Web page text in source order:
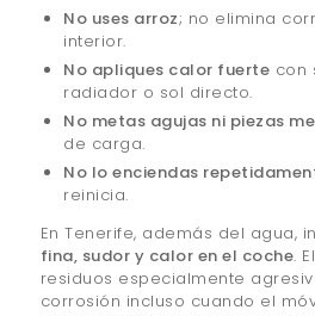
No uses arroz; no elimina
interior.
No apliques calor fuerte con
radiador o sol directo.
No metas agujas ni piezas
de carga.
No lo enciendas
reinicia.
En Tenerife, además del agua,
fina, sudor y calor en el coche.
residuos especialmente
corrosión incluso cuando el